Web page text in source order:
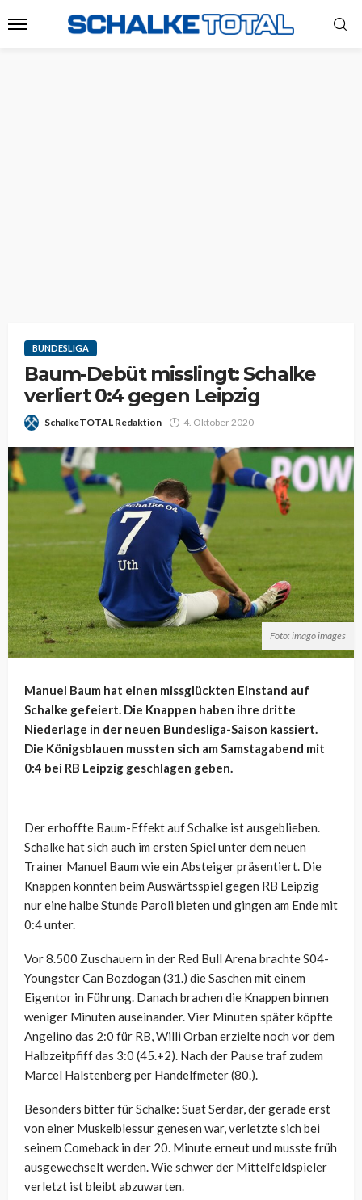
BUNDESLIGA
Baum-Debüt misslingt: Schalke
verliert 0:4 gegen Leipzig
SchalkeTOTAL Redaktion 4. Oktober 2020
Foto: imago images
Manuel Baum hat einen missglückten Einstand auf
Schalke gefeiert. Die Knappen haben ihre dritte
Niederlage in der neuen Bundesliga-Saison kassiert.
Die Königsblauen mussten sich am Samstagabend mit
0:4 bei RB Leipzig geschlagen geben.
Der erhoffte Baum-Effekt auf Schalke ist ausgeblieben.
Schalke hat sich auch im ersten Spiel unter dem neuen
Trainer Manuel Baum wie ein Absteiger präsentiert. Die
Knappen konnten beim Auswärtsspiel gegen RB Leipzig
nur eine halbe Stunde Paroli bieten und gingen am Ende mit
0:4 unter.
Vor 8.500 Zuschauern in der Red Bull Arena brachte S04-
Youngster Can Bozdogan (31.) die Saschen mit einem
Eigentor in Führung. Danach brachen die Knappen binnen
weniger Minuten auseinander. Vier Minuten später köpfte
Angelino das 2:0 für RB, Willi Orban erzielte noch vor dem
Halbzeitpfiff das 3:0 (45.+2). Nach der Pause traf zudem
Marcel Halstenberg per Handelfmeter (80.).
Besonders bitter für Schalke: Suat Serdar, der gerade erst
von einer Muskelblessur genesen war, verletzte sich bei
seinem Comeback in der 20. Minute erneut und musste früh
ausgewechselt werden. Wie schwer der Mittelfeldspieler
verletzt ist bleibt abzuwarten.